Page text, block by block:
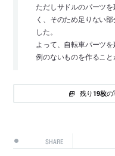
ただしサドルのパーツ
く、そのため足りない
した。
よって、自転車パーツ
例のないものを作ること
残り19枚の
SHARE